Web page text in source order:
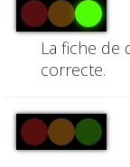
La fiche de
correcte.